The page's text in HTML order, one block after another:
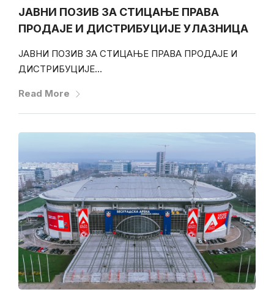
ЈАВНИ ПОЗИВ ЗА СТИЦАЊЕ ПРАВА
ПРОДАЈЕ И ДИСТРИБУЦИЈЕ УЛАЗНИЦА
ЈАВНИ ПОЗИВ ЗА СТИЦАЊЕ ПРАВА ПРОДАЈЕ И
ДИСТРИБУЦИЈЕ...
Read More